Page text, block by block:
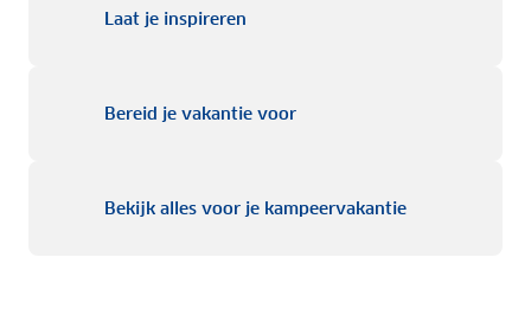
Laat je inspireren
Bereid je vakantie voorBereid je vakantie voor
Bekijk alles voor je kampeervakantieBekijk alles